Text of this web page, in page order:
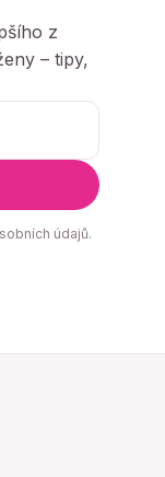
z
– tipy,
údajů.